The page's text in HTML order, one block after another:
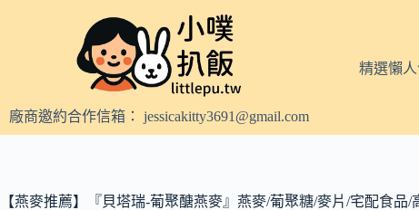
容廠商邀約合作信箱： jessicakitty3691@gmail.com
精選懶
【燕麥推薦】『貝塔瑞-葡聚醣燕麥』燕麥/葡聚糖/麥片/宅配食品